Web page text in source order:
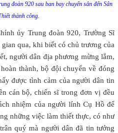
đoàn 920 sau ban bay chuyển sân đến Sân
thành công.
ủy Trung đoàn 920, Trường Sĩ
qua, khi biết có chủ trương của
người dân địa phương mừng lắm,
thành, bộ đội chuyển về đóng
được tình cảm của người dân tin
cán bộ, chiến sĩ trong đơn vị đều
nhiệm của người lính Cụ Hồ để
những việc làm thiết thực, có như
quý mà người dân đã tin tưởng